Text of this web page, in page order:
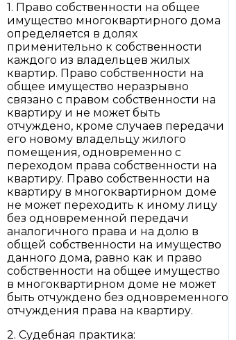
1. Право собственности на общее
имущество многоквартирного дома
определяется в долях
применительно к собственности
каждого из владельцев жилых
квартир. Право собственности на
общее имущество неразрывно
связано с правом собственности на
квартиру и не может быть
отчуждено, кроме случаев передачи
его новому владельцу жилого
помещения, одновременно с
переходом права собственности на
квартиру. Право собственности на
квартиру в многоквартирном доме
не может переходить к иному лицу
без одновременной передачи
аналогичного права и на долю в
общей собственности на имущество
данного дома, равно как и право
собственности на общее имущество
в многоквартирном доме не может
быть отчуждено без одновременного
отчуждения права на квартиру.
2. Судебная практика: